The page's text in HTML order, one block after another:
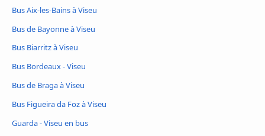
Bus Aix-les-Bains à Viseu
Bus de Bayonne à Viseu
Bus Biarritz à Viseu
Bus Bordeaux - Viseu
Bus de Braga à Viseu
Bus Figueira da Foz à Viseu
Guarda - Viseu en bus